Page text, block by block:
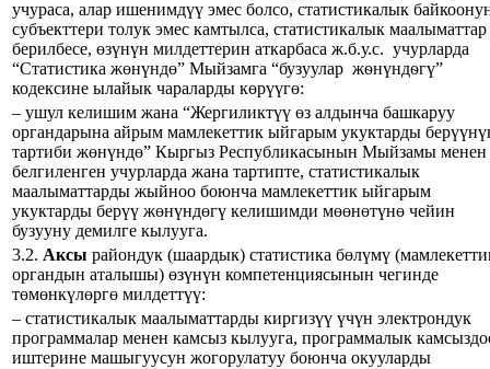
учураса, алар ишенимдүү эмес болсо, статистикалык
субъекттери толук эмес камтылса, статистикалык маалыматтар
берилбесе, өзүнүн милдеттерин аткарбаса ж.б.у.с. учурларда
“Статистика жөнүндө” Мыйзамга “бузуулар жѳнүндѳгү”
кодексине ылайык чараларды көрүүгө:
– ушул келишим жана “Жергиликтүү өз алдынча башкаруу
органдарына айрым мамлекеттик ыйгарым укуктарды
тартиби жөнүндө” Кыргыз Республикасынын Мыйзамы менен
белгиленген учурларда жана тартипте, статистикалык
маалыматтарды жыйноо боюнча мамлекеттик ыйгарым
укуктарды берүү жөнүндөгү келишимди мөөнөтүнө чейин
бузууну демилге кылууга.
3.2. Аксы райондук (шаардык) статистика бөлүмү
органдын аталышы) өзүнүн компетенциясынын чегинде
төмөнкүлөргө милдеттүү:
– статистикалык маалыматтарды киргизүү үчүн электрондук
программалар менен камсыз кылууга, программалык
иштерине машыгуусун жогорулатуу боюнча окууларды